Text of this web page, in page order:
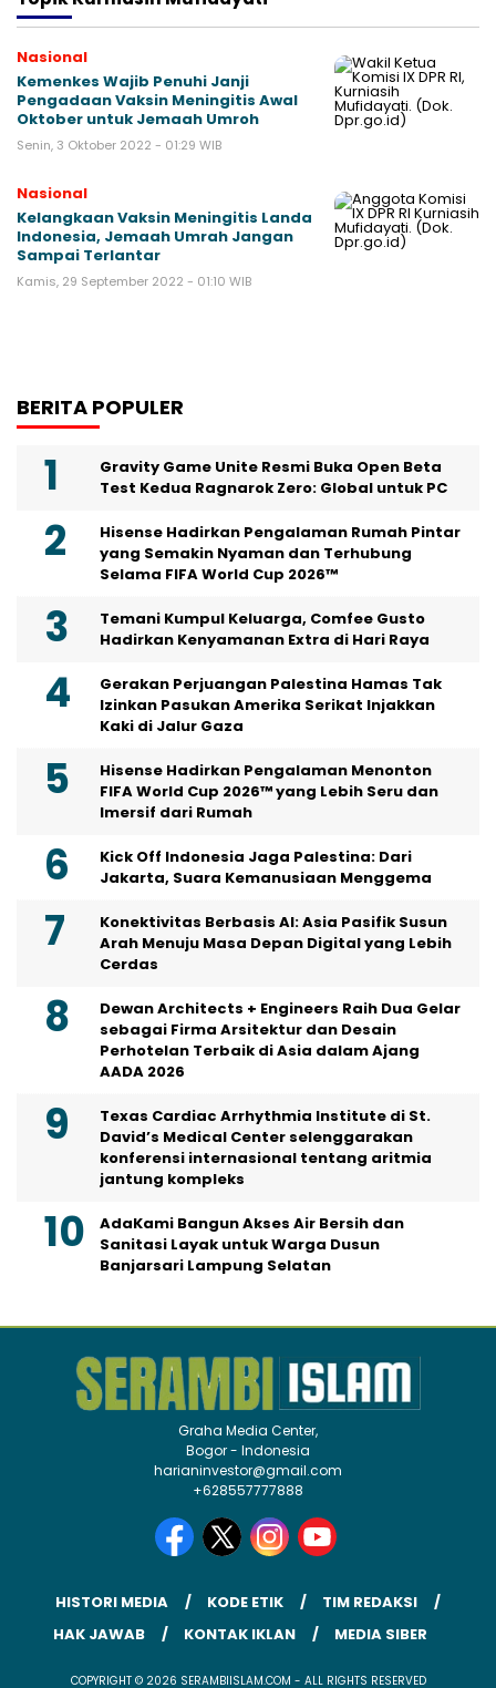
Nasional
Kemenkes Wajib Penuhi Janji
Pengadaan Vaksin Meningitis Awal
Oktober untuk Jemaah Umroh
Senin, 3 Oktober 2022 - 01:29 WIB
Nasional
Kelangkaan Vaksin Meningitis Landa
Indonesia, Jemaah Umrah Jangan
Sampai Terlantar
Kamis, 29 September 2022 - 01:10 WIB
BERITA POPULER
Gravity Game Unite Resmi Buka Open Beta
Test Kedua Ragnarok Zero: Global untuk PC
Hisense Hadirkan Pengalaman Rumah Pintar
yang Semakin Nyaman dan Terhubung
Selama FIFA World Cup 2026™
Temani Kumpul Keluarga, Comfee Gusto
Hadirkan Kenyamanan Extra di Hari Raya
Gerakan Perjuangan Palestina Hamas Tak
Izinkan Pasukan Amerika Serikat Injakkan
Kaki di Jalur Gaza
Hisense Hadirkan Pengalaman Menonton
FIFA World Cup 2026™ yang Lebih Seru dan
Imersif dari Rumah
Kick Off Indonesia Jaga Palestina: Dari
Jakarta, Suara Kemanusiaan Menggema
Konektivitas Berbasis AI: Asia Pasifik Susun
Arah Menuju Masa Depan Digital yang Lebih
Cerdas
Dewan Architects + Engineers Raih Dua Gelar
sebagai Firma Arsitektur dan Desain
Perhotelan Terbaik di Asia dalam Ajang
AADA 2026
Texas Cardiac Arrhythmia Institute di St.
David’s Medical Center selenggarakan
konferensi internasional tentang aritmia
jantung kompleks
AdaKami Bangun Akses Air Bersih dan
Sanitasi Layak untuk Warga Dusun
Banjarsari Lampung Selatan
Graha Media Center,
Bogor - Indonesia
harianinvestor@gmail.com
+628557777888
HISTORI MEDIA KODE ETIK
TIM REDAKSI
HAK JAWAB
KONTAK IKLAN MEDIA SIBER
COPYRIGHT © 2026 SERAMBIISLAM.COM - ALL RIGHTS RESERVED